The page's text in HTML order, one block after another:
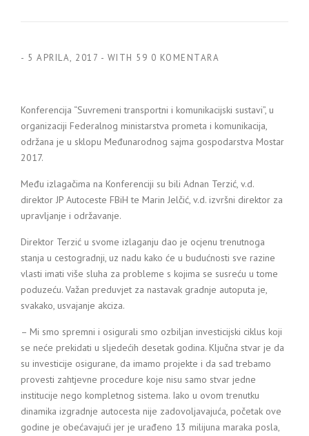
- 5 APRILA, 2017 - WITH 59 0 KOMENTARA
Konferencija “Suvremeni transportni i komunikacijski sustavi”, u
organizaciji Federalnog ministarstva prometa i komunikacija,
održana je u sklopu Međunarodnog sajma gospodarstva Mostar
2017.
Među izlagačima na Konferenciji su bili Adnan Terzić, v.d.
direktor JP Autoceste FBiH te Marin Jelčić, v.d. izvršni direktor za
upravljanje i održavanje.
Direktor Terzić u svome izlaganju dao je ocjenu trenutnoga
stanja u cestogradnji, uz nadu kako će u budućnosti sve razine
vlasti imati više sluha za probleme s kojima se susreću u tome
poduzeću. Važan preduvjet za nastavak gradnje autoputa je,
svakako, usvajanje akciza.
– Mi smo spremni i osigurali smo ozbiljan investicijski ciklus koji
se neće prekidati u sljedećih desetak godina. Ključna stvar je da
su investicije osigurane, da imamo projekte i da sad trebamo
provesti zahtjevne procedure koje nisu samo stvar jedne
institucije nego kompletnog sistema. Iako u ovom trenutku
dinamika izgradnje autocesta nije zadovoljavajuća, početak ove
godine je obećavajući jer je urađeno 13 milijuna maraka posla,